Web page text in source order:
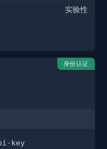
实验性
身份认证
codex login --with-api-key